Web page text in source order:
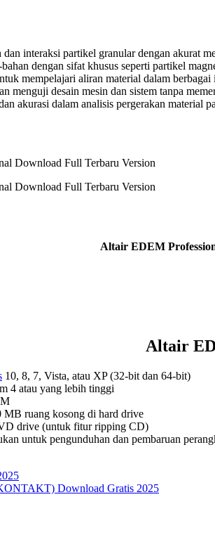
dan interaksi partikel granular dengan akurat
dengan sifat khusus seperti partikel
mempelajari aliran material dalam berbagai
menguji desain mesin dan sistem tanpa
akurasi dalam analisis pergerakan material
Altair EDEM
Altair
10, 8, 7, Vista, atau XP (32-bit dan 64-bit)
4 atau yang lebih tinggi
MB ruang kosong di hard drive
drive (untuk fitur ripping CD)
untuk pengunduhan dan pembaruan
Download Gratis 2025